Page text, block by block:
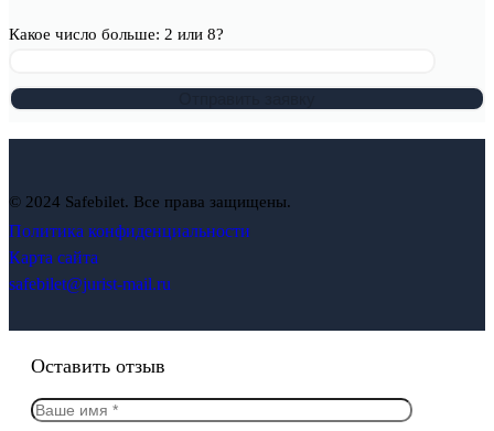
Какое число больше: 2 или 8?
© 2024 Safebilet. Все права защищены.
Политика конфиденциальности
Карта сайта
safebilet@jurist-mail.ru
Оставить отзыв